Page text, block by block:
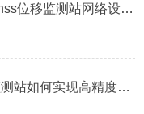
多基站边坡gnss位移监测站网络设计与实现
GNSS位移监测站如何实现高精度位移测量？